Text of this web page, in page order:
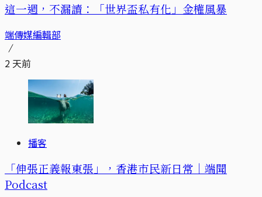
這一週，不漏讀：「世界盃私有化」金權風暴
端傳媒編輯部
2 天前
播客
「伸張正義報東張」，香港市民新日常｜端聞
Podcast